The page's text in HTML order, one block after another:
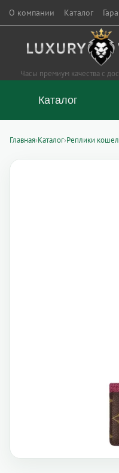
О компании Каталог
Часы премиум качества с
Каталог
Главная›Каталог›Реплики